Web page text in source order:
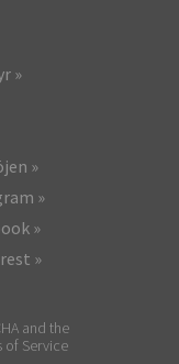
and the
of Service